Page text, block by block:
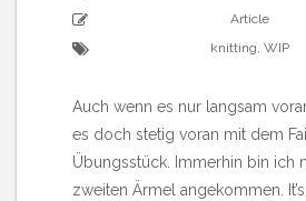
Article
knitting, WIP
Auch wenn es nur langsam
es doch stetig voran mit dem
Übungsstück. Immerhin bin ich
zweiten Ärmel angekommen.